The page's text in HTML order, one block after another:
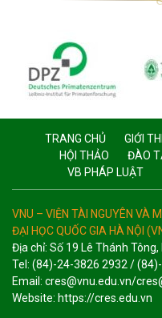
TRANG CHỦ GIỚI
HỘI THẢO
ĐÀO
VB PHÁP LUẬT
VNU – VIỆN TÀI NGUYÊN VÀ
ĐẠI HỌC QUỐC GIA HÀ NỘI
Địa chỉ: Số 19 Lê Thánh
Tel: (84)-24-3826 2932 /
Email: cres@vnu.edu.vn/
Website: https://cres.edu.vn